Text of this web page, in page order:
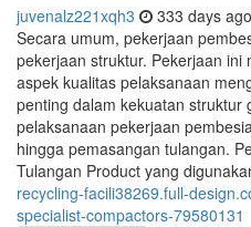
juvenalz221xqh3 333 days ago
Secara umum, pekerjaan
pekerjaan struktur. Pekerjaan
aspek kualitas pelaksanaan
penting dalam kekuatan struktur
pelaksanaan pekerjaan
hingga pemasangan tulangan.
Tulangan Product yang
recycling-facili38269.full-
specialist-compactors-79580131